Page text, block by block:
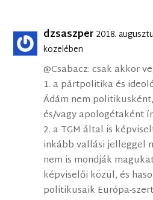
dzsaszper 2018.
közelében
@Csabacz: csak akkor
1. a pártpolitika és
Ádám nem
és/vagy apologétaként
2. a TGM által is
inkább vallási jelleggel
nem is mondják
képviselői közül, és
politikusaik Európa-